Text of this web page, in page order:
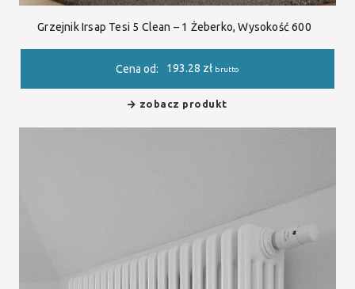
Grzejnik Irsap Tesi 5 Clean – 1 Żeberko, Wysokość 600
Cena od: 193.28 zł brutto
zobacz produkt